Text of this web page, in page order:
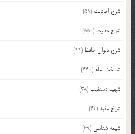
شرح احادیث (51)
شرح حدیث (550)
شرح دیوان حافظ (11)
شناخت امام (440)
شهید دستغیب(38)
شیخ مفید(42)
شیعه شناسی (69)